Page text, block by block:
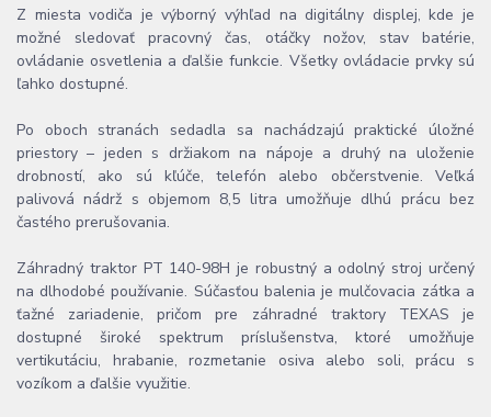
Z miesta vodiča je výborný výhľad na digitálny displej, kde je
možné sledovať pracovný čas, otáčky nožov, stav batérie,
ovládanie osvetlenia a ďalšie funkcie. Všetky ovládacie prvky sú
ľahko dostupné.
Po oboch stranách sedadla sa nachádzajú praktické úložné
priestory – jeden s držiakom na nápoje a druhý na uloženie
drobností, ako sú kľúče, telefón alebo občerstvenie. Veľká
palivová nádrž s objemom 8,5 litra umožňuje dlhú prácu bez
častého prerušovania.
Záhradný traktor PT 140-98H je robustný a odolný stroj určený
na dlhodobé používanie. Súčasťou balenia je mulčovacia zátka a
ťažné zariadenie, pričom pre záhradné traktory TEXAS je
dostupné široké spektrum príslušenstva, ktoré umožňuje
vertikutáciu, hrabanie, rozmetanie osiva alebo soli, prácu s
vozíkom a ďalšie využitie.